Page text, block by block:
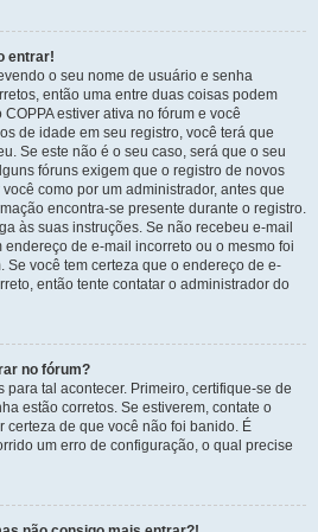
entrar!
o seu nome de usuário e senha
então uma entre duas coisas podem
estiver ativa no fórum e você
de idade em seu registro, você terá que
Se este não é o seu caso, será que o seu
fóruns exigem que o registro de novos
como por um administrador, antes que
encontra-se presente durante o registro.
às suas instruções. Se não recebeu e-mail
de e-mail incorreto ou o mesmo foi
Se você tem certeza que o endereço de e-
então tente contatar o administrador do
no fórum?
para tal acontecer. Primeiro, certifique-se de
estão corretos. Se estiverem, contate o
certeza de que você não foi banido. É
um erro de configuração, o qual precise